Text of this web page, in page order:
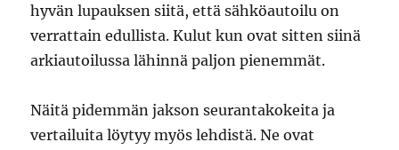
hyvän lupauksen siitä, että sähköautoilu on
verrattain edullista. Kulut kun ovat sitten siinä
arkiautoilussa lähinnä paljon pienemmät.
Näitä pidemmän jakson seurantakokeita ja
vertailuita löytyy myös lehdistä. Ne ovat